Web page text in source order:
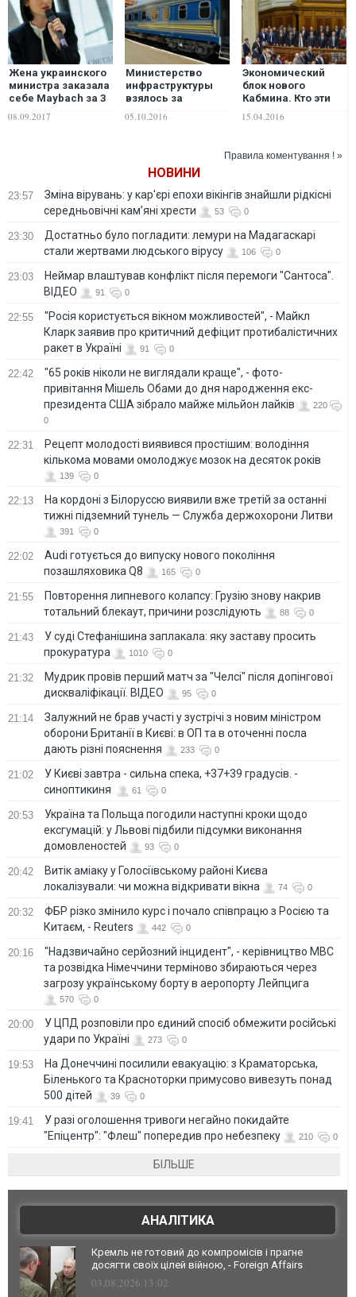
Жена украинского
министра заказала
себе Maybach за 3
08.09.2017
Министерство
инфраструктуры
взялось за
нехватки вагонов
05.10.2016
Экономический
блок нового
Кабмина. Кто эти
15.04.2016
Правила коментування ! »
НОВИНИ
23:57
Зміна вірувань: у кар'єрі епохи вікінгів знайшли рідкісні
середньовічні кам’яні хрести
53 0
23:30
Достатньо було погладити: лемури на Мадагаскарі
стали жертвами людського вірусу
106 0
23:03
Неймар влаштував конфлікт після перемоги "Сантоса".
ВІДЕО
91 0
22:55
"Росія користується вікном можливостей", - Майкл
Кларк заявив про критичний дефіцит протибалістичних
ракет в Україні
91 0
22:42
"65 років ніколи не виглядали краще", - фото-
привітання Мішель Обами до дня народження екс-
президента США зібрало майже мільйон лайків
220
0
22:31
Рецепт молодості виявився простішим: володіння
кількома мовами омолоджує мозок на десяток років
139 0
22:13
На кордоні з Білоруссю виявили вже третій за останні
тижні підземний тунель — Служба держохорони Литви
391 0
22:02
Audi готується до випуску нового покоління
позашляховика Q8
165 0
21:55
Повторення липневого колапсу: Грузію знову накрив
тотальний блекаут, причини розслідують
88 0
21:43
У суді Стефанішина заплакала: яку заставу просить
прокуратура
1010 0
21:32
Мудрик провів перший матч за "Челсі" після допінгової
дискваліфікації. ВІДЕО
95 0
21:14
Залужний не брав участі у зустрічі з новим міністром
оборони Британії в Києві: в ОП та в оточенні посла
дають різні пояснення
233 0
21:02
У Києві завтра - сильна спека, +37+39 градусів. -
синоптикиня
61 0
20:53
Україна та Польща погодили наступні кроки щодо
ексгумацій: у Львові підбили підсумки виконання
домовленостей
93 0
20:42
Витік аміаку у Голосіївському районі Києва
локалізували: чи можна відкривати вікна
74 0
20:32
ФБР різко змінило курс і почало співпрацю з Росією та
Китаєм, - Reuters
442 0
20:16
"Надзвичайно серйозний інцидент", - керівництво МВС
та розвідка Німеччини терміново збираються через
загрозу українському борту в аеропорту Лейпцига
570 0
20:00
У ЦПД розповіли про єдиний спосіб обмежити російські
удари по Україні
273 0
19:53
На Донеччині посилили евакуацію: з Краматорська,
Біленького та Красноторки примусово вивезуть понад
500 дітей
39 0
19:41
У разі оголошення тривоги негайно покидайте
"Епіцентр": "Флеш" попередив про небезпеку
210 0
БІЛЬШЕ
АНАЛІТИКА
Кремль не готовий до компромісів і прагне
досягти своїх цілей війною, - Foreign Affairs
03.08.2026 13:02